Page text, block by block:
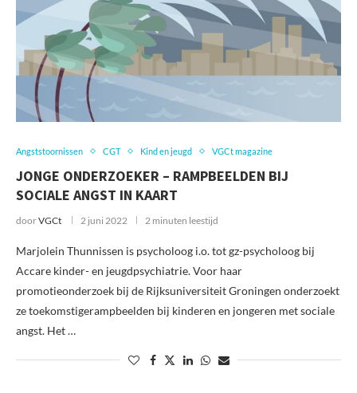
Angststoornissen CGT Kind en jeugd VGCt magazine
JONGE ONDERZOEKER – RAMPBEELDEN BIJ
SOCIALE ANGST IN KAART
doorVGCt 2 juni 2022 2 minuten leestijd
Marjolein Thunnissen is psycholoog i.o. tot gz-psycholoog bij
Accare kinder- en jeugdpsychiatrie. Voor haar
promotieonderzoek bij de Rijksuniversiteit Groningen onderzoekt
ze toekomstigerampbeelden bij kinderen en jongeren met sociale
angst. Het …